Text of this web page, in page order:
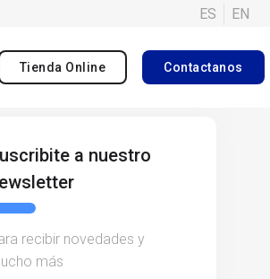
ES EN
Tienda Online Contactanos
a nuestro
recibir novedades y
más